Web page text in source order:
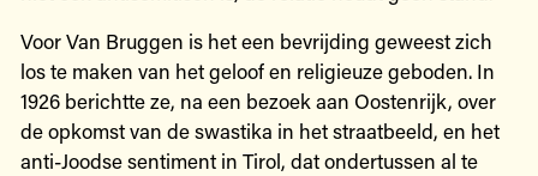
Voor Van Bruggen is het een bevrijding geweest zich
los te maken van het geloof en religieuze geboden. In
1926 berichtte ze, na een bezoek aan Oostenrijk, over
de opkomst van de swastika in het straatbeeld, en het
anti-Joodse sentiment in Tirol, dat ondertussen al te